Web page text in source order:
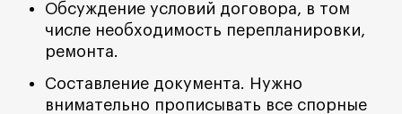
Обсуждение условий договора, в том
числе необходимость перепланировки,
ремонта.
Составление документа. Нужно
внимательно прописывать все спорные